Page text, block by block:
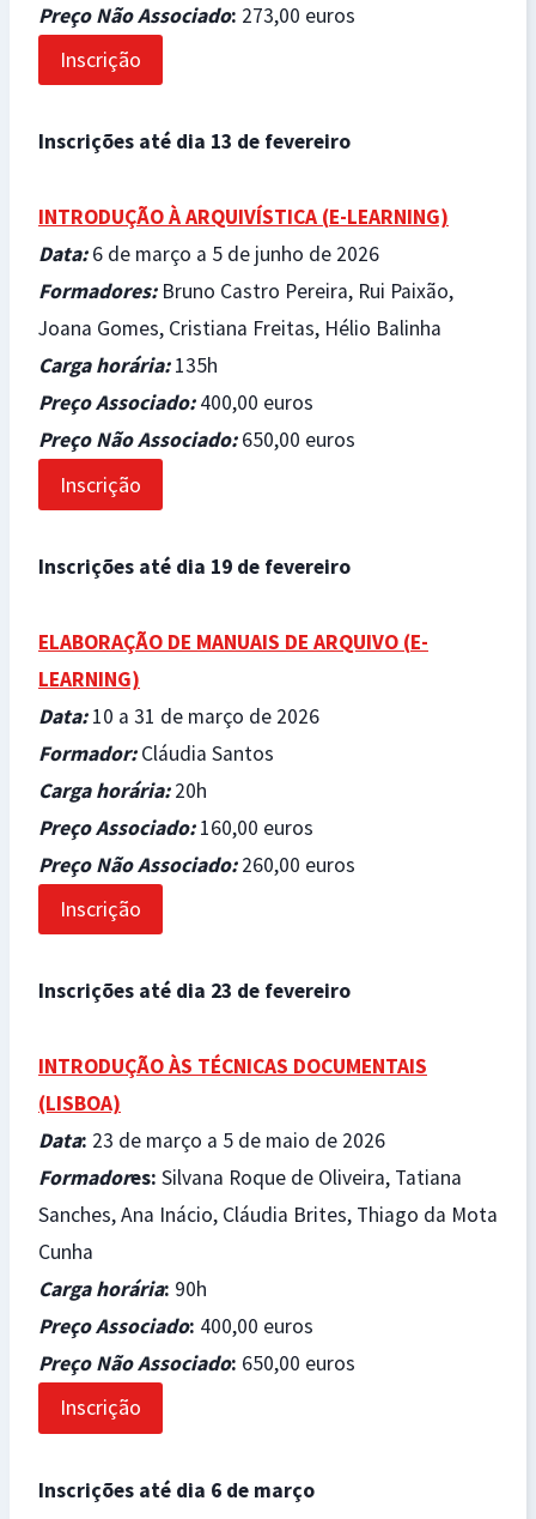
Preço Não Associado: 273,00 euros
Inscrição
Inscrições até dia 13 de fevereiro
INTRODUÇÃO À ARQUIVÍSTICA (E-LEARNING)
Data: 6 de março a 5 de junho de 2026
Formadores: Bruno Castro Pereira, Rui Paixão,
Joana Gomes, Cristiana Freitas, Hélio Balinha
Carga horária:135h
Preço Associado:400,00 euros
Preço Não Associado:650,00 euros
Inscrição
Inscrições até dia 19 de fevereiro
ELABORAÇÃO DE MANUAIS DE ARQUIVO (E-
LEARNING)
Data: 10 a 31 de março de 2026
Formador:Cláudia Santos
Carga horária:20h
Preço Associado:160,00 euros
Preço Não Associado:260,00 euros
Inscrição
Inscrições até dia 23 de fevereiro
INTRODUÇÃO ÀS TÉCNICAS DOCUMENTAIS
(LISBOA)
Data: 23 de março a 5 de maio de 2026
Formadores: Silvana Roque de Oliveira, Tatiana
Sanches, Ana Inácio, Cláudia Brites, Thiago da Mota
Cunha
Carga horária: 90h
Preço Associado: 400,00 euros
Preço Não Associado: 650,00 euros
Inscrição
Inscrições até dia 6 de março